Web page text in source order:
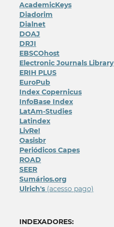
AcademicKeys
Diadorim
Dialnet
DOAJ
DRJI
EBSCOhost
Electronic Journals Library
ERIH PLUS
EuroPub
Index Copernicus
InfoBase Index
LatAm-Studies
Latindex
LivRe!
Oasisbr
Periódicos Capes
ROAD
SEER
Sumários.org
Ulrich's(acesso pago)
INDEXADORES: